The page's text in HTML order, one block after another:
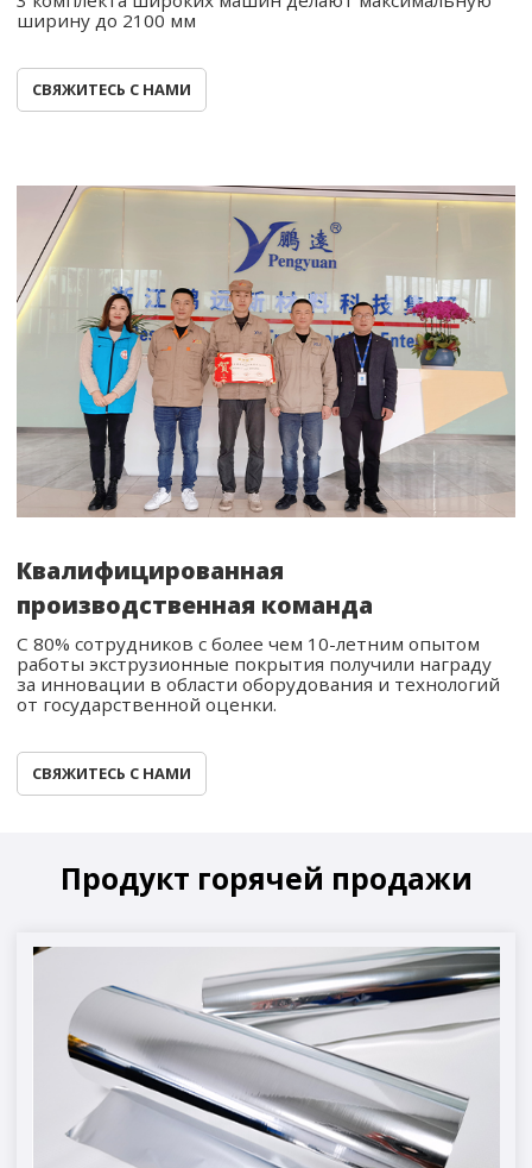
ширину до 2100 мм
СВЯЖИТЕСЬ С НАМИ
Квалифицированная
производственная команда
С 80% сотрудников с более чем 10-летним опытом
работы экструзионные покрытия получили награду
за инновации в области оборудования и технологий
от государственной оценки.
СВЯЖИТЕСЬ С НАМИ
Продукт горячей продажи